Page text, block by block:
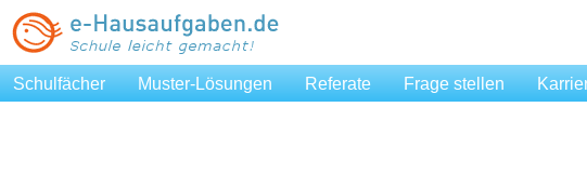
Schulfächer Muster-Lösungen Referate Frage stellen